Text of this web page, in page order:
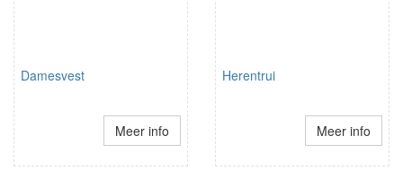
Damesvest
Meer info
Herentrui
Meer info